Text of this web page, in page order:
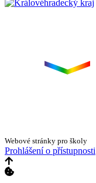
Webové stránky pro školy
Prohlášení o přístupnosti